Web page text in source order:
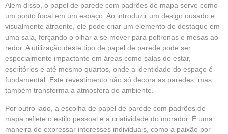
Além disso, o papel de parede com padrões de mapa serve como
um ponto focal em um espaço. Ao introduzir um design ousado e
visualmente atraente, ele pode criar um elemento de destaque em
uma sala, forçando o olhar a se mover para poltronas e mesas ao
redor. A utilização deste tipo de papel de parede pode ser
especialmente impactante em áreas como salas de estar,
escritórios e até mesmo quartos, onde a identidade do espaço é
fundamental. Este revestimento não só decora as paredes, mas
também transforma a atmosfera do ambiente.
Por outro lado, a escolha de papel de parede com padrões de
mapa reflete o estilo pessoal e a criatividade do morador. É uma
maneira de expressar interesses individuais, como a paixão por